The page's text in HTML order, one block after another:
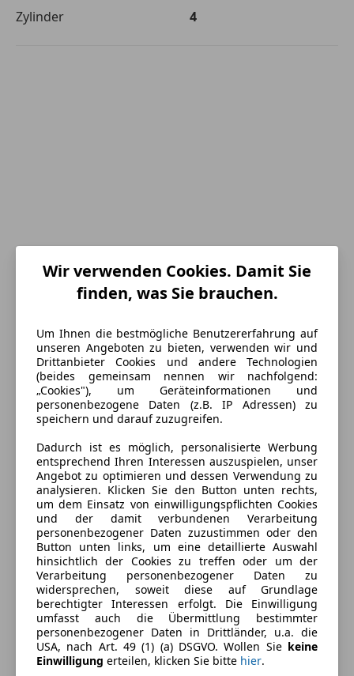
Zylinder
4
Schadstoffklasse
Euro 6d
Kraftstoff
Diesel
Komfort
Armlehne
Berganfahrassistent
Einparkhilfe
Einparkhilfe Rückfahrkamera
Elektrische Fensterheber
Elektrische Seitenspiegel
Getönte Scheiben
Klimaanlage
Navigationssystem
Regensensor
Mehr anzeigen
Farbe und Innenausstattung
Außenfarbe
Silber
Farbe laut Hersteller
Reflexsilber Metallic
Lackierung
Metallic
Farbe der
Innenausstattung
Schwarz
Wir verwenden Cookies. Damit Sie
finden, was Sie brauchen.
Um Ihnen die bestmögliche Benutzererfahrung auf
unseren Angeboten zu bieten, verwenden wir und
Drittanbieter Cookies und andere Technologien
(beides gemeinsam nennen wir nachfolgend:
„Cookies"), um Geräteinformationen und
personenbezogene Daten (z.B. IP Adressen) zu
speichern und darauf zuzugreifen.
Dadurch ist es möglich, personalisierte Werbung
entsprechend Ihren Interessen auszuspielen, unser
Angebot zu optimieren und dessen Verwendung zu
analysieren. Klicken Sie den Button unten rechts,
um dem Einsatz von einwilligungspflichten Cookies
und der damit verbundenen Verarbeitung
personenbezogener Daten zuzustimmen oder den
Button unten links, um eine detaillierte Auswahl
hinsichtlich der Cookies zu treffen oder um der
Verarbeitung personenbezogener Daten zu
widersprechen, soweit diese auf Grundlage
berechtigter Interessen erfolgt. Die Einwilligung
umfasst auch die Übermittlung bestimmter
personenbezogener Daten in Drittländer, u.a. die
USA, nach Art. 49 (1) (a) DSGVO. Wollen Sie keine
Einwilligung erteilen, klicken Sie bitte hier.